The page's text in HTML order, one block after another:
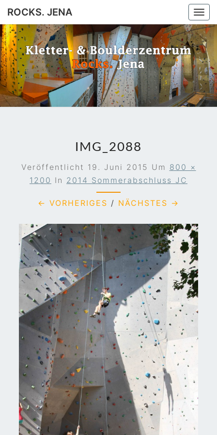
ROCKS. JENA
ROCKS.
JENA
Jena
IMG_2088
Veröffentlicht 19. Juni 2015 Um 800 ×
1200 In 2014 Sommerabschluss JC
← VORHERIGES / NÄCHSTES →